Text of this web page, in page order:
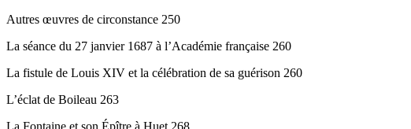
Autres œuvres de circonstance 250
La séance du 27 janvier 1687 à l’Académie française 260
La fistule de Louis XIV et la célébration de sa guérison 260
L’éclat de Boileau 263
La Fontaine et son Épître à Huet 268